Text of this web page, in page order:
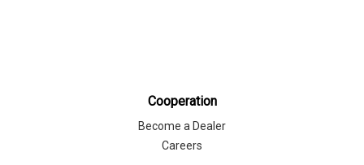
Cooperation
Become a Dealer
Careers